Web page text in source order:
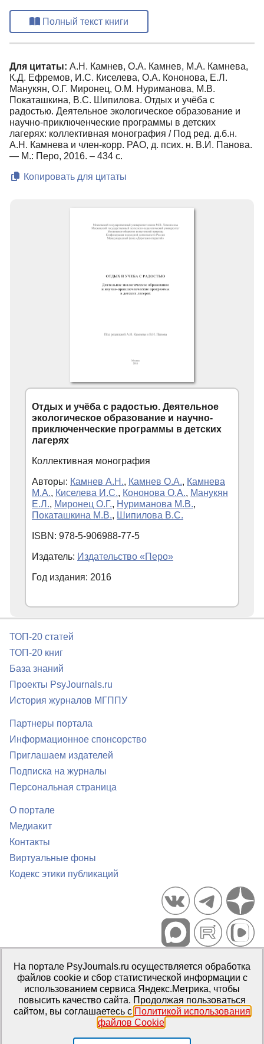
Полный текст книги
Для цитаты: А.Н. Камнев, О.А. Камнев, М.А. Камнева,
К.Д. Ефремов, И.С. Киселева, О.А. Кононова, Е.Л.
Манукян, О.Г. Миронец, О.М. Нуриманова, М.В.
Покаташкина, В.С. Шипилова. Отдых и учёба с
радостью. Деятельное экологическое образование и
научно-приключенческие программы в детских
лагерях: коллективная монография / Под ред. д.б.н.
А.Н. Камнева и член-корр. РАО, д. псих. н. В.И. Панова.
— М.: Перо, 2016. – 434 с.
Копировать для цитаты
Отдых и учёба с радостью. Деятельное
экологическое образование и научно-
приключенческие программы в детских
лагерях
Коллективная монография
Авторы: Камнев А.Н., Камнев О.А., Камнева
М.А., Киселева И.С., Кононова О.А., Манукян
Е.Л., Миронец О.Г., Нуриманова М.В.,
Покаташкина М.В., Шипилова В.С.
ISBN: 978-5-906988-77-5
Издатель: Издательство «Перо»
Год издания: 2016
ТОП-20 статей
ТОП-20 книг
База знаний
Проекты PsyJournals.ru
История журналов МГППУ
Партнеры портала
Информационное спонсорство
Приглашаем издателей
Подписка на журналы
Персональная страница
О портале
Медиакит
Контакты
Виртуальные фоны
Кодекс этики публикаций
Портал психологических изданий PsyJournals.ru, 2007–2026
Правила использования материалов
Свидетельство регистрации СМИЭл № ФС77-66447 от 14 июля
2016 г.
Издатель: ФГБОУ ВО МГППУ
На портале PsyJournals.ru осуществляется обработка
файлов cookie и сбор статистической информации с
использованием сервиса Яндекс.Метрика, чтобы
повысить качество сайта. Продолжая пользоваться
сайтом, вы соглашаетесь с Политикой использования
файлов Cookie.